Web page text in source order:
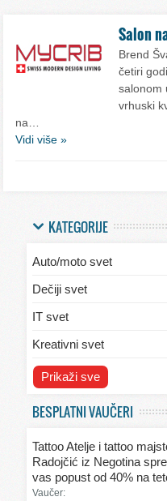
Salon
Brend
četiri
salonom
vrhuski
na…
Vidi više »
KATEGORIJE
Auto/moto svet
Dečiji svet
IT svet
Kreativni svet
Svet ekologije
Svet kulinarstva
Svet lepote
Prikaži sve
BESPLATNI VAUČERI
Tattoo Atelje i tattoo
Radojčić iz Negotina
vas popust od 40% na
Vaučer: